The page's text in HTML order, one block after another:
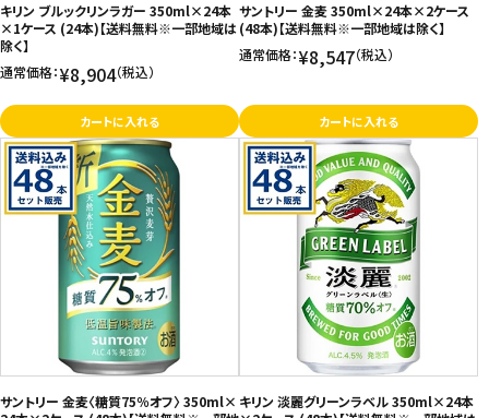
キリン ブルックリンラガー 350ml×24本
×1ケース (24本)【送料無料※一部地域は
除く】
通常価格：¥8,904（税込）
カートに入れる
サントリー 金麦 350ml×24本×2ケース
(48本)【送料無料※一部地域は除く】
通常価格：¥8,547（税込）
カートに入れる
サントリー 金麦〈糖質75％オフ〉 350ml× キリン 淡麗グリーンラベル 350ml×24本